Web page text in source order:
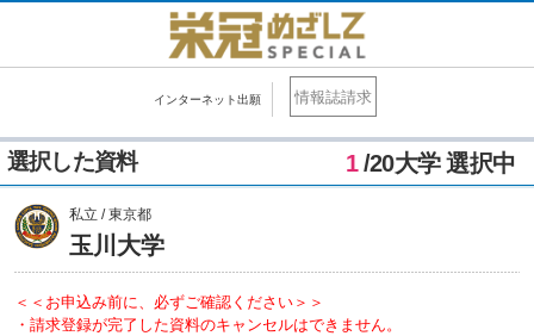
インターネット出願 情報誌請求
選択した資料 1 /20大学 選択中
私立 / 東京都
玉川大学
＜＜お申込み前に、必ずご確認ください＞＞
・請求登録が完了した資料のキャンセルはできません。